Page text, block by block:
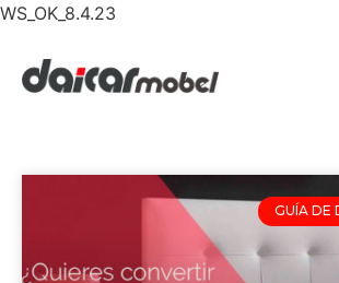
WS_OK_8.4.23
GUÍA DE